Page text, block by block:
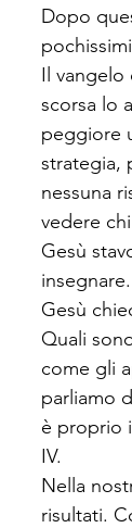
Dopo
Il vangelo
scorsa lo
peggiore
strategia,
nessuna
vedere
Gesù
insegnare.
Gesù
Quali
come gli
parliamo
è proprio
IV.
Nella
risultati.